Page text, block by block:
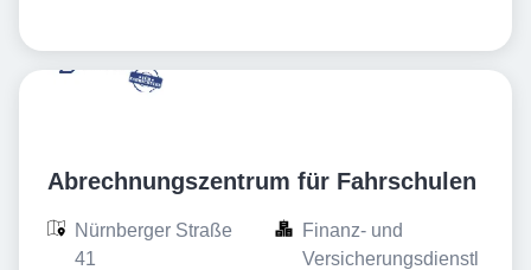
Abrechnungszentrum für Fahrschulen
Nürnberger Straße
41
Finanz- und
Versicherungsdienstl